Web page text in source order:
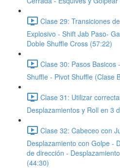
Clase 29: Transiciones
Explosivo - Shift Jab Paso-
Doble Shuffle Cross (57:22)
Clase 30: Pasos Basicos
Shuffle - Pivot Shuffle (Clase
Clase 31: Utilizar
Desplazamientos y Roll en 3
Clase 32: Cabeceo con
Desplazamiento con Golpe -
de dirección -
(44:30)